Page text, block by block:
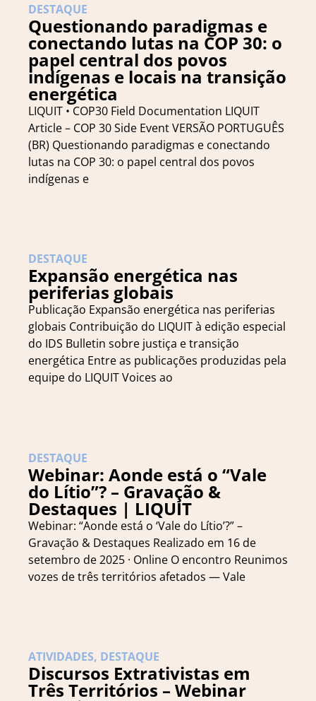
DESTAQUE
Questionando paradigmas e
conectando lutas na COP 30: o
papel central dos povos
indígenas e locais na transição
energética
LIQUIT • COP30 Field Documentation LIQUIT
Article – COP 30 Side Event VERSÃO PORTUGUÊS
(BR) Questionando paradigmas e conectando
lutas na COP 30: o papel central dos povos
indígenas e
DESTAQUE
Expansão energética nas
periferias globais
Publicação Expansão energética nas periferias
globais Contribuição do LIQUIT à edição especial
do IDS Bulletin sobre justiça e transição
energética Entre as publicações produzidas pela
equipe do LIQUIT Voices ao
DESTAQUE
Webinar: Aonde está o “Vale
do Lítio”? – Gravação &
Destaques | LIQUIT
Webinar: “Aonde está o ‘Vale do Lítio’?” –
Gravação & Destaques Realizado em 16 de
setembro de 2025 · Online O encontro Reunimos
vozes de três territórios afetados — Vale
ATIVIDADES, DESTAQUE
Discursos Extrativistas em
Três Territórios – Webinar